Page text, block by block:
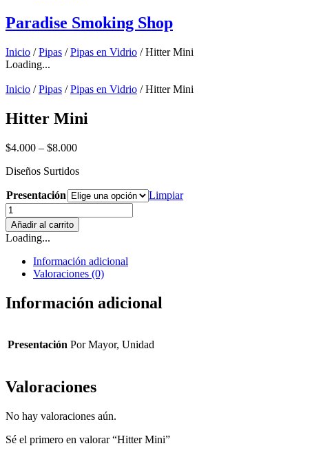
Paradise Smoking Shop
Inicio /Pipas /Pipas en Vidrio / Hitter Mini
Loading...
Inicio /Pipas /Pipas en Vidrio / Hitter Mini
Hitter Mini
$4.000 – $8.000
Diseños Surtidos
Presentación
Limpiar
Hitter
Mini
cantidad
Añadir al carrito
Loading...
Información adicional
Valoraciones (0)
Información adicional
Presentación Por Mayor, Unidad
Valoraciones
No hay valoraciones aún.
Sé el primero en valorar “Hitter Mini”